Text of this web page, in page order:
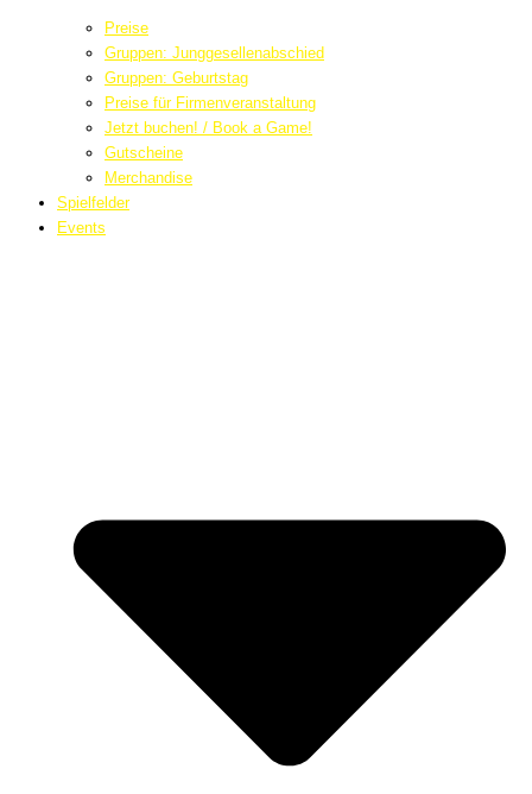
Preise
Gruppen: Junggesellenabschied
Gruppen: Geburtstag
Preise für Firmenveranstaltung
Jetzt buchen! / Book a Game!
Gutscheine
Merchandise
Spielfelder
Events